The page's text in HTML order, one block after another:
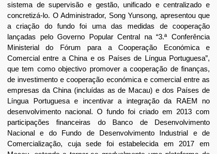
sistema de supervisão e gestão, unificado e centralizado e
concretizá-lo. O Administrador, Song Yunsong, apresentou que
a criação do fundo foi uma das medidas de cooperação
lançadas pelo Governo Popular Central na “3.ª Conferência
Ministerial do Fórum para a Cooperação Económica e
Comercial entre a China e os Países de Língua Portuguesa”,
que tem como objectivo promover a cooperação de finanças,
de investimento e cooperação económica e comercial entre as
empresas da China (incluídas as de Macau) e dos Países de
Língua Portuguesa e incentivar a integração da RAEM no
desenvolvimento nacional. O fundo foi criado em 2013 com
participações financeiras do Banco de Desenvolvimento
Nacional e do Fundo de Desenvolvimento Industrial e de
Comercialização, cuja sede foi estabelecida em 2017 em